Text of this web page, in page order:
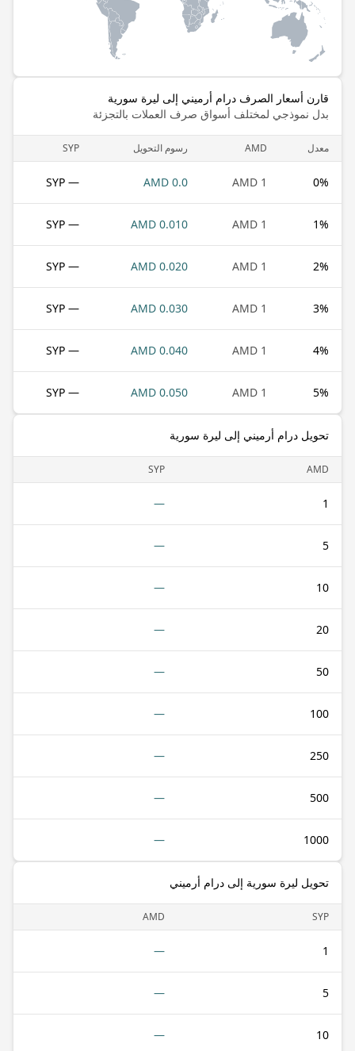
قارن أسعار الصرف درام أرميني إلى ليرة سورية
بدل نموذجي لمختلف أسواق صرف العملات بالتجزئة
معدل AMD رسوم التحويل SYP
0%
1 AMD
0.0 AMD
— SYP
1%
1 AMD
0.010 AMD
— SYP
2%
1 AMD
0.020 AMD
— SYP
3%
1 AMD
0.030 AMD
— SYP
4%
1 AMD
0.040 AMD
— SYP
5%
1 AMD
0.050 AMD
— SYP
تحويل درام أرميني إلى ليرة سورية
AMD
SYP
1
—
5
—
10
—
20
—
50
—
100
—
250
—
500
—
1000
—
تحويل ليرة سورية إلى درام أرميني
SYP
AMD
1
—
5
—
10
—